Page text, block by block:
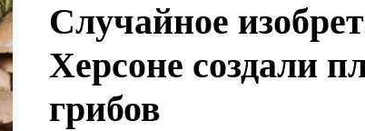
Случайное
Херсоне создали
грибов